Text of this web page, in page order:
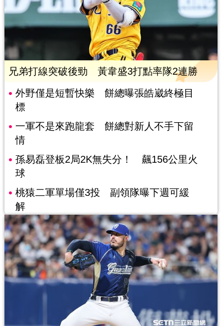
兄弟打線突破後勁 黃韋盛3打點率隊2連勝
外野僅是短暫快樂 餅總曝張皓崴終極目
標
一軍不是來跑龍套 餅總對新人不手下留
情
孫易磊登板2局2K無失分！ 飆156公里火
球
桃猿二軍單場僅3投 副領隊曝下週可緩
解